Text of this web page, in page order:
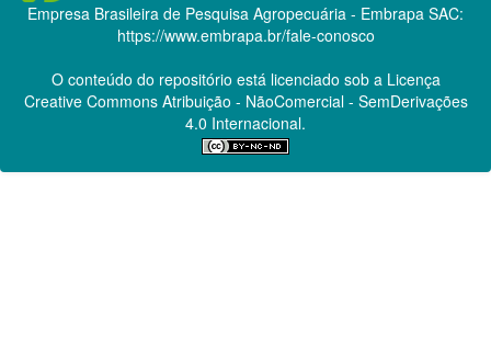
Empresa Brasileira de Pesquisa Agropecuária - Embrapa SAC:
https://www.embrapa.br/fale-conosco
O conteúdo do repositório está licenciado sob a Licença
Creative CommonsAtribuição - NãoComercial - SemDerivações
4.0 Internacional.